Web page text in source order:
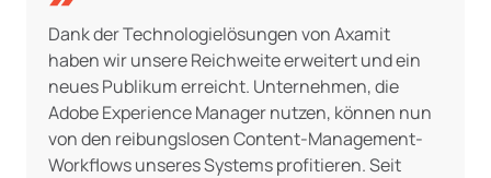
Dank der Technologielösungen von Axamit
haben wir unsere Reichweite erweitert und ein
neues Publikum erreicht. Unternehmen, die
Adobe Experience Manager nutzen, können nun
von den reibungslosen Content-Management-
Workflows unseres Systems profitieren. Seit